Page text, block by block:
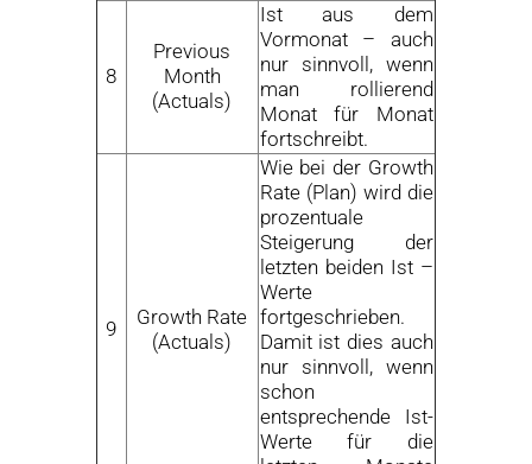
8
Previous
Month
(Actuals)
Ist aus dem
Vormonat – auch
nur sinnvoll, wenn
man rollierend
Monat für Monat
fortschreibt.
9
Growth Rate
(Actuals)
Wie bei der Growth
Rate (Plan) wird die
prozentuale
Steigerung der
letzten beiden Ist –
Werte
fortgeschrieben.
Damit ist dies auch
nur sinnvoll, wenn
schon
entsprechende Ist-
Werte für die